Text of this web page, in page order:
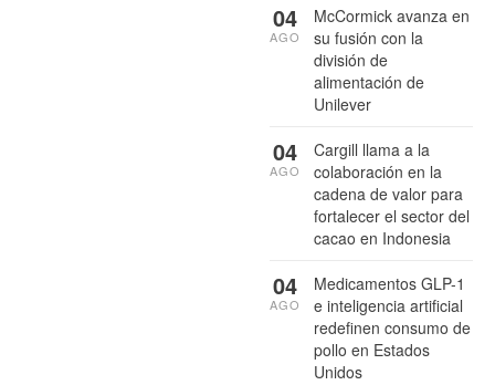
McCormick avanza en
su fusión con la
división de
alimentación de
Unilever
04
AGO
Cargill llama a la
colaboración en la
cadena de valor para
fortalecer el sector del
cacao en Indonesia
04
AGO
Medicamentos GLP-1
e inteligencia artificial
redefinen consumo de
pollo en Estados
Unidos
04
AGO